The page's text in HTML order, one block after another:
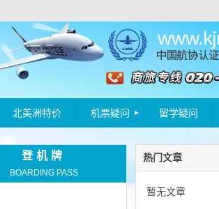
北美洲特价 机票疑问 留学疑问
登机牌
BOARDING PASS
热门文章
暂无文章